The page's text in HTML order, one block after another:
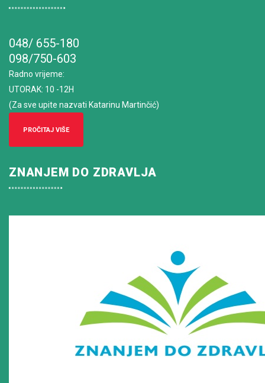
048/ 655-180
098/750-603
Radno vrijeme:
UTORAK: 10 -12H
(Za sve upite nazvati Katarinu Martinčić)
PROČITAJ VIŠE
ZNANJEM DO ZDRAVLJA